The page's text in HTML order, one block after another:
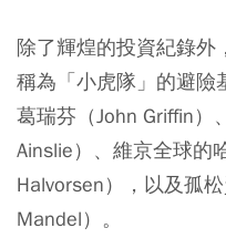
除了輝煌的投資紀錄外
稱為「小虎隊」的避險
葛瑞芬（John Griffin）
Ainslie）、維京全球的
Halvorsen），以及孤
Mandel）。